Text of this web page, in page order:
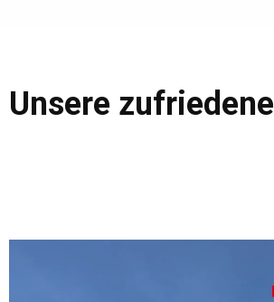
Unsere zufriedene